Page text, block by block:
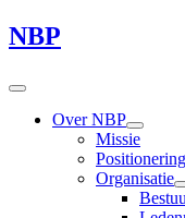
NBP
Over NBP
Missie
Organisatie